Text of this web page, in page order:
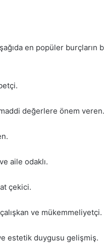
en popüler burçların
değerlere önem veren.
aile odaklı.
çekici.
ve mükemmeliyetçi.
estetik duygusu gelişmiş.